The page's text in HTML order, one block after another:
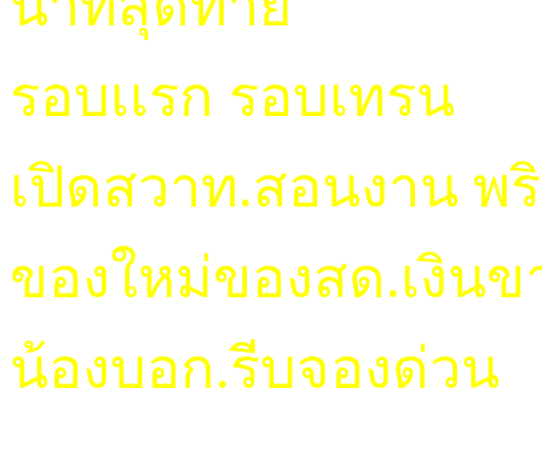
รอบเเรก รอบเทรน
เปิดสวาท.สอนงาน พ
ของใหม่ของสด.เงิน
น้องบอก.รีบจองด่วน